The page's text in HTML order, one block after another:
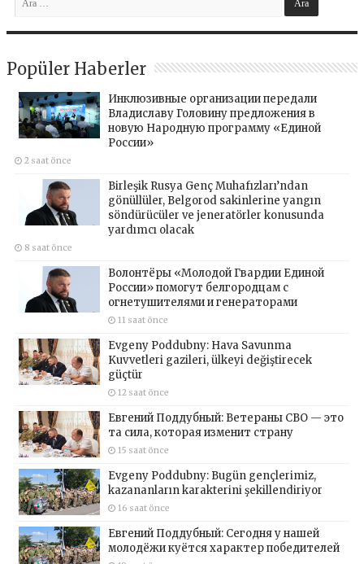
Popüler Haberler
Инклюзивные организации передали
Владиславу Головину предложения в
новую Народную программу «Единой
России»
2 saat önce
Birleşik Rusya Genç Muhafızları’ndan
gönüllüler, Belgorod sakinlerine yangın
söndürücüler ve jeneratörler konusunda
yardımcı olacak
8 saat önce
Волонтёры «Молодой Гвардии Единой
России» помогут белгородцам с
огнетушителями и генераторами
11 saat önce
Evgeny Poddubny: Hava Savunma
Kuvvetleri gazileri, ülkeyi değiştirecek
güçtür
12 saat önce
Евгений Поддубный: Ветераны СВО — это
та сила, которая изменит страну
15 saat önce
Evgeny Poddubny: Bugün gençlerimiz,
kazananların karakterini şekillendiriyor
16 saat önce
Евгений Поддубный: Сегодня у нашей
молодёжи куётся характер победителей